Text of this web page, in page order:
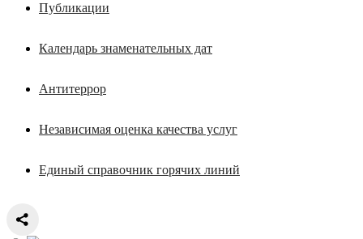
Публикации
Календарь знаменательных дат
Антитеррор
Независимая оценка качества услуг
Единый справочник горячих линий